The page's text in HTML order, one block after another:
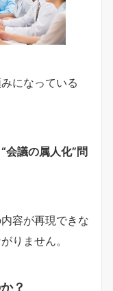
になっている
“会議の属人化”問
容が再現できな
りません。
？